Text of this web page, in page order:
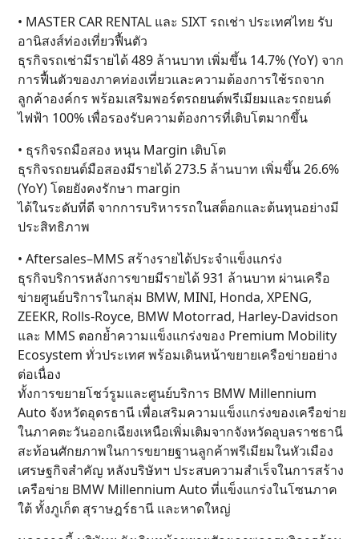
• MASTER CAR RENTAL และ SIXT รถเช่า ประเทศไทย รับ
อานิสงส์ท่องเที่ยวฟื้นตัว
ธุรกิจรถเช่ามีรายได้ 489 ล้านบาท เพิ่มขึ้น 14.7% (YoY) จาก
การฟื้นตัวของภาคท่องเที่ยวและความต้องการใช้รถจาก
ลูกค้าองค์กร พร้อมเสริมพอร์ตรถยนต์พรีเมียมและรถยนต์
ไฟฟ้า 100% เพื่อรองรับความต้องการที่เติบโตมากขึ้น
• ธุรกิจรถมือสอง หนุน Margin เติบโต
ธุรกิจรถยนต์มือสองมีรายได้ 273.5 ล้านบาท เพิ่มขึ้น 26.6%
(YoY) โดยยังคงรักษา margin
ได้ในระดับที่ดี จากการบริหารรถในสต็อกและต้นทุนอย่างมี
ประสิทธิภาพ
• Aftersales–MMS สร้างรายได้ประจำแข็งแกร่ง
ธุรกิจบริการหลังการขายมีรายได้ 931 ล้านบาท ผ่านเครือ
ข่ายศูนย์บริการในกลุ่ม BMW, MINI, Honda, XPENG,
ZEEKR, Rolls-Royce, BMW Motorrad, Harley-Davidson
และ MMS ตอกย้ำความแข็งแกร่งของ Premium Mobility
Ecosystem ทั่วประเทศ พร้อมเดินหน้าขยายเครือข่ายอย่าง
ต่อเนื่อง
ทั้งการขยายโชว์รูมและศูนย์บริการ BMW Millennium
Auto จังหวัดอุดรธานี เพื่อเสริมความแข็งแกร่งของเครือข่าย
ในภาคตะวันออกเฉียงเหนือเพิ่มเติมจากจังหวัดอุบลราชธานี
สะท้อนศักยภาพในการขยายฐานลูกค้าพรีเมียมในหัวเมือง
เศรษฐกิจสำคัญ หลังบริษัทฯ ประสบความสำเร็จในการสร้าง
เครือข่าย BMW Millennium Auto ที่แข็งแกร่งในโซนภาค
ใต้ ทั้งภูเก็ต สุราษฎร์ธานี และหาดใหญ่